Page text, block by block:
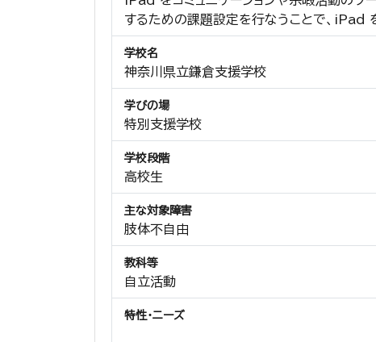
するための課題設定を行なうことで、iPad
学校名
神奈川県立鎌倉支援学校
学びの場
特別支援学校
学校段階
高校生
主な対象障害
肢体不自由
教科等
自立活動
特性・ニーズ